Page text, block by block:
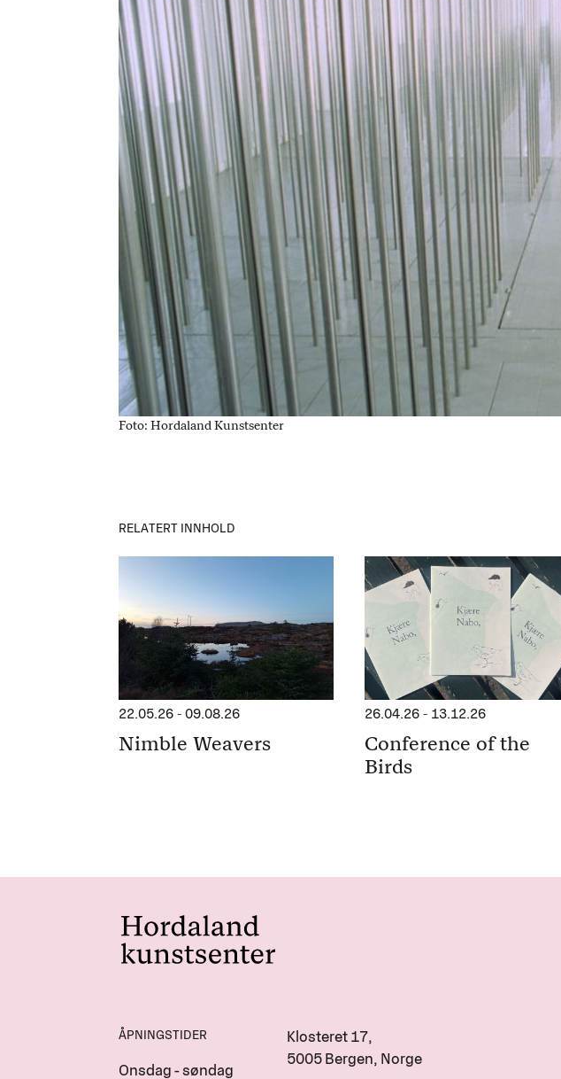
Foto: Hordaland Kunstsenter
RELATERT INNHOLD
22.05.26 -09.08.26
Nimble Weavers
26.04.26- 13.12.26
Conference of the
Birds
ÅPNINGSTIDER
Onsdag - søndag
Klosteret 17,
5005 Bergen, Norge